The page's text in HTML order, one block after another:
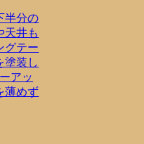
半分の
天井も
グテー
塗装し
アッ
薄めず